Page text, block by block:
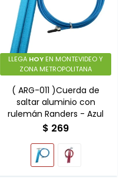
LLEGA HOY EN MONTEVIDEO Y
ZONA METROPOLITANA
( ARG-011 )Cuerda de
saltar aluminio con
rulemán Randers - Azul
$ 269